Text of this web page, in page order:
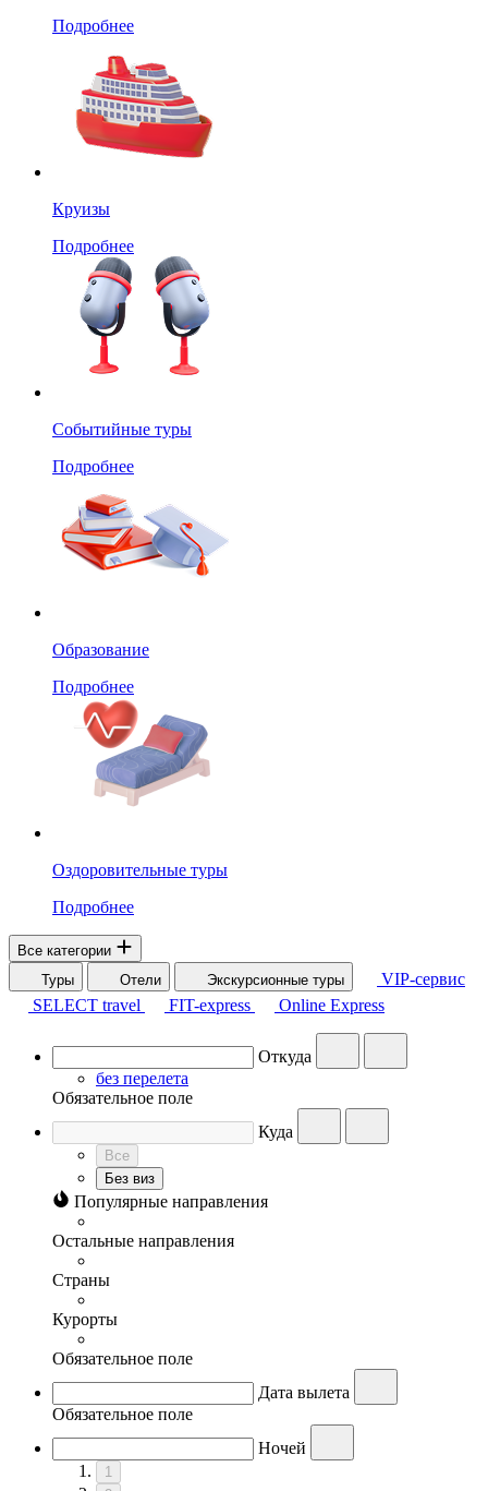
Подробнее
Круизы
Подробнее
Событийные туры
Подробнее
Образование
Подробнее
Оздоровительные туры
Подробнее
Все категории
Туры
Отели Экскурсионные туры
VIP-сервис
SELECT travel
FIT-express Online Express
Откуда
без перелета
Обязательное поле
Куда
Все
Без виз
Популярные направления
Остальные направления
Страны
Курорты
Обязательное поле
Дата вылета
Обязательное поле
Ночей
1